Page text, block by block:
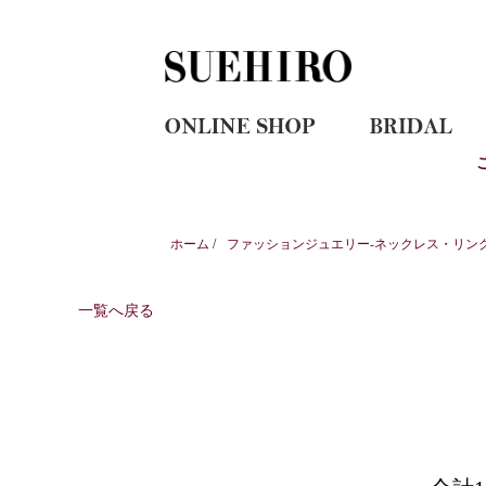
ホーム / ファッションジュエリー-ネックレス・リン
一覧へ戻る